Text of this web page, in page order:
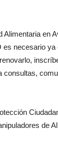
en
necesario
de